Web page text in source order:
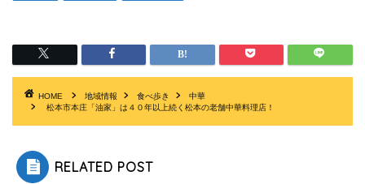
HOME 地域情報 食べ歩き
中華
松本市本庄「油家」は４０年以上続く松本の老舗中華料理店！
RELATED POST